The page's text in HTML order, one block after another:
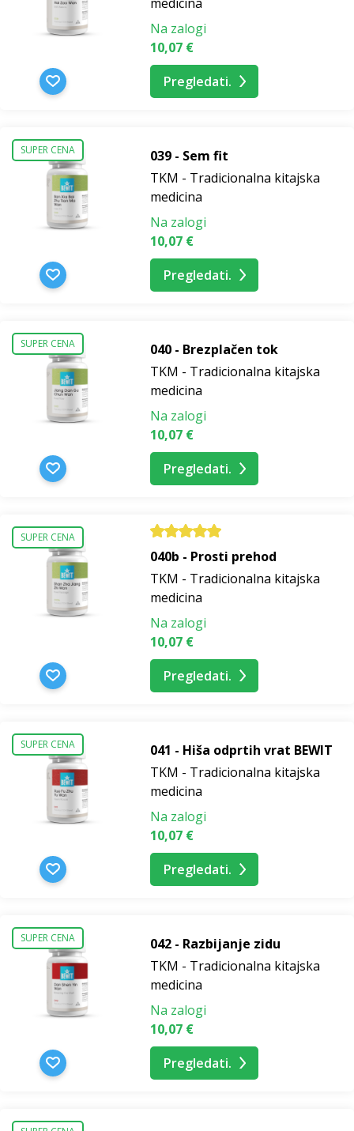
Na zalogi
10,07 €
Pregledati.
SUPER CENA
039 - Sem fit
TKM - Tradicionalna kitajska
medicina
Na zalogi
10,07 €
Pregledati.
SUPER CENA
040 - Brezplačen tok
TKM - Tradicionalna kitajska
medicina
Na zalogi
10,07 €
Pregledati.
SUPER CENA
040b - Prosti prehod
TKM - Tradicionalna kitajska
medicina
Na zalogi
10,07 €
Pregledati.
SUPER CENA
041 - Hiša odprtih vrat BEWIT
TKM - Tradicionalna kitajska
medicina
Na zalogi
10,07 €
Pregledati.
SUPER CENA
042 - Razbijanje zidu
TKM - Tradicionalna kitajska
medicina
Na zalogi
10,07 €
Pregledati.